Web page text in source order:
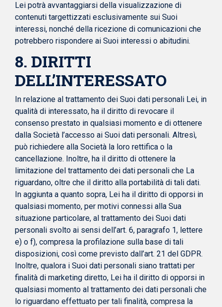
Lei potrà avvantaggiarsi della visualizzazione di
contenuti targettizzati esclusivamente sui Suoi
interessi, nonché della ricezione di comunicazioni che
potrebbero rispondere ai Suoi interessi o abitudini.
8. DIRITTI
DELL’INTERESSATO
In relazione al trattamento dei Suoi dati personali Lei, in
qualità di interessato, ha il diritto di revocare il
consenso prestato in qualsiasi momento e di ottenere
dalla Società l’accesso ai Suoi dati personali. Altresì,
può richiedere alla Società la loro rettifica o la
cancellazione. Inoltre, ha il diritto di ottenere la
limitazione del trattamento dei dati personali che La
riguardano, oltre che il diritto alla portabilità di tali dati.
In aggiunta a quanto sopra, Lei ha il diritto di opporsi in
qualsiasi momento, per motivi connessi alla Sua
situazione particolare, al trattamento dei Suoi dati
personali svolto ai sensi dell’art. 6, paragrafo 1, lettere
e) o f), compresa la profilazione sulla base di tali
disposizioni, così come previsto dall’art. 21 del GDPR.
Inoltre, qualora i Suoi dati personali siano trattati per
finalità di marketing diretto, Lei ha il diritto di opporsi in
qualsiasi momento al trattamento dei dati personali che
lo riguardano effettuato per tali finalità, compresa la